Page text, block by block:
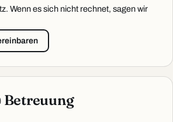
Wenn es sich nicht rechnet, sagen wir